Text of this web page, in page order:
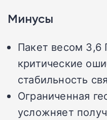
Минусы
Пакет весом
критические
стабильность
Ограниченная
усложняет